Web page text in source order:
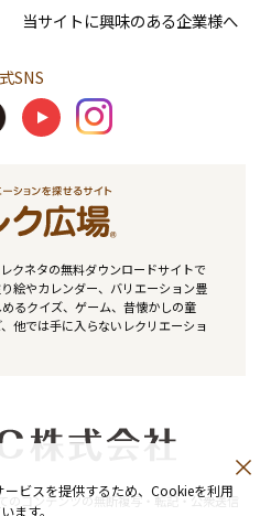
当サイトに興味のある企業様へ
SNS
クネタの無料ダウンロードサイトで
絵やカレンダー、バリエーション豊
るクイズ、ゲーム、昔懐かしの童
他では手に入らないレクリエーショ
のコンテンツの無断複写・転記・公衆送信
ビスを提供するため、Cookieを利用
ます。